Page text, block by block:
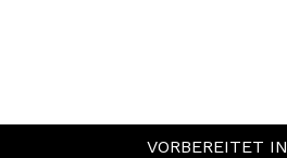
VORBEREITET IN